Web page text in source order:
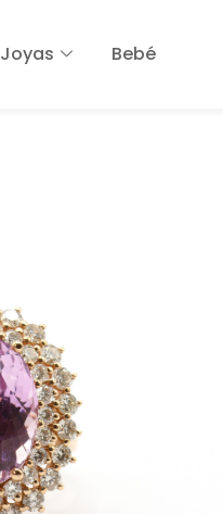
Joyas Bebé